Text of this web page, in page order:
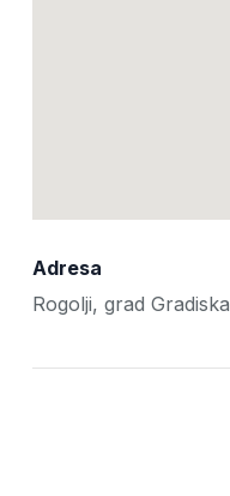
Adresa
Rogolji, grad Gradiska